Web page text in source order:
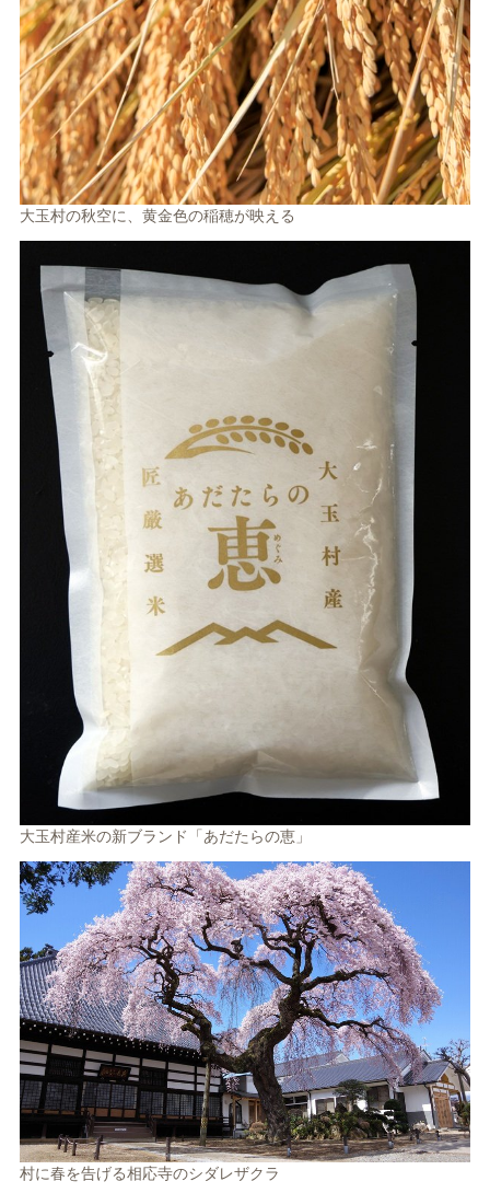
大玉村の秋空に、黄金色の稲穂が映える
大玉村産米の新ブランド「あだたらの恵」
村に春を告げる相応寺のシダレザクラ